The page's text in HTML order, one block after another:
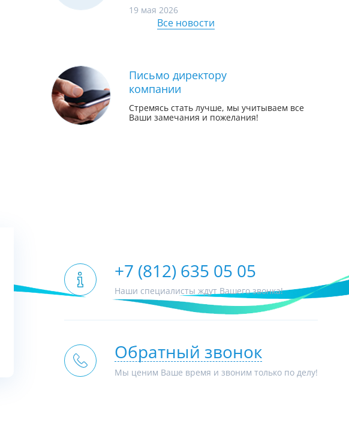
19 мая 2026
Все новости
Письмо директору
компании
Стремясь стать лучше, мы учитываем все
Ваши замечания и пожелания!
+7 (812) 635 05 05
Наши специалисты ждут Вашего звонка!
Обратный звонок
Мы ценим Ваше время и звоним только по делу!